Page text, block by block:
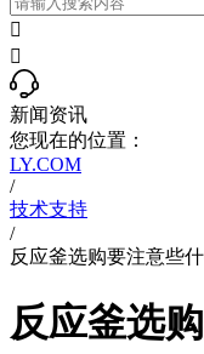


新闻资讯
您现在的位置：
LY.COM
/
技术支持
/
反应釜选购要注意些
反应釜选